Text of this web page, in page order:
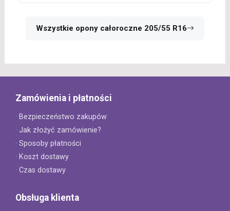
Wszystkie opony całoroczne 205/55 R16
Zamówienia i płatności
· Bezpieczeństwo zakupów
· Jak złożyć zamówienie?
· Sposoby płatności
· Koszt dostawy
· Czas dostawy
Obsługa klienta